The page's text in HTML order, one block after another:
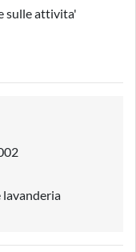
sulle attivita'
lavanderia